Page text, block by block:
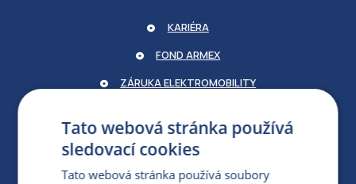
KARIÉRA
FOND ARMEX
ZÁRUKA ELEKTROMOBILITY
PRO MÉDIA
Tato webová stránka používá
sledovací cookies
Tato webová stránka používá soubory